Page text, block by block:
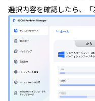
選択内容を確認したら、「